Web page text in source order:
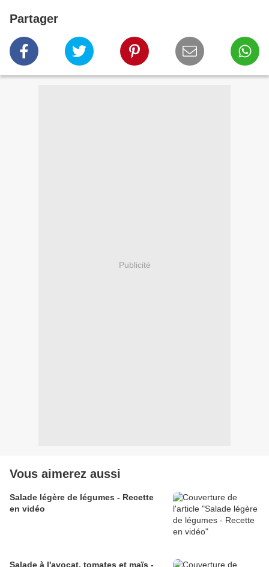
Partager
Publicité
Vous aimerez aussi
Salade légère de légumes - Recette
en vidéo
Salade à l'avocat, tomates et maïs -